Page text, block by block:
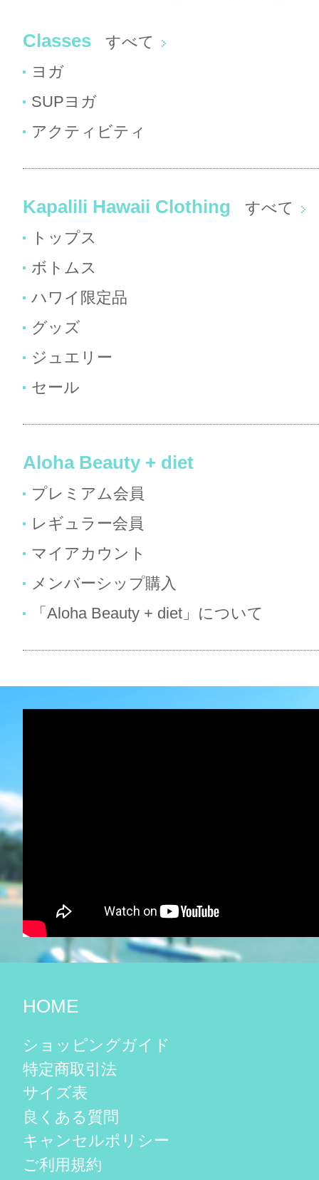
Classes
すべて
ヨガ
SUPヨガ
アクティビティ
Kapalili Hawaii Clothing
すべて
トップス
ボトムス
ハワイ限定品
グッズ
ジュエリー
セール
Aloha Beauty + diet
プレミアム会員
レギュラー会員
マイアカウント
メンバーシップ購入
「Aloha Beauty + diet」について
HOME
ショッピングガイド
特定商取引法
サイズ表
良くある質問
キャンセルポリシー
ご利用規約